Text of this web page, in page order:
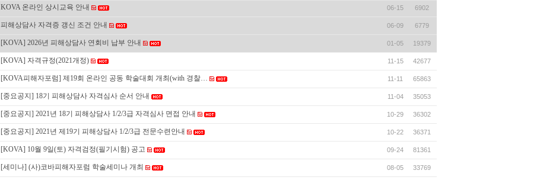
자격복원
나의활동내역
나의 연회비
KOVA 온라인 상시교육 안내 06-15 6902
피해상담사 자격증 갱신 조건 안내 06-09 6779
[KOVA] 2026년 피해상담사 연회비 납부 안내 01-05 19379
[KOVA] 자격규정(2021개정) 11-15 42677
[KOVA피해자포럼] 제19회 온라인 공동 학술대회 개최(with 경찰… 11-11 65863
[중요공지] 18기 피해상담사 자격심사 순서 안내 11-04 35053
[중요공지] 2021년 18기 피해상담사 1/2/3급 자격심사 면접 안내 10-29 36302
[중요공지] 2021년 제19기 피해상담사 1/2/3급 전문수련안내 10-22 36371
[KOVA] 10월 9일(토) 자격검정(필기시험) 공고 09-24 81361
[세미나] (사)코바피해자포럼 학술세미나 개최 08-05 33769